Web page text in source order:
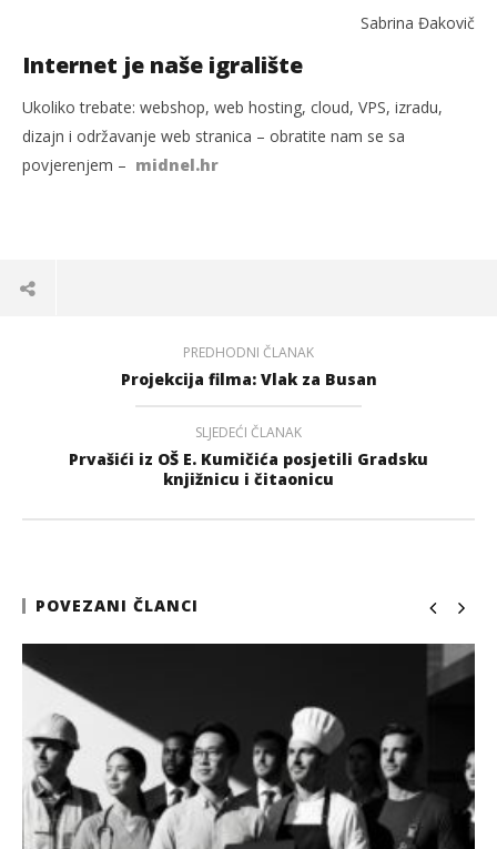
Sabrina Đakovič
Internet je naše igralište
Ukoliko trebate: webshop, web hosting, cloud, VPS, izradu,
dizajn i održavanje web stranica – obratite nam se sa
povjerenjem – midnel.hr
PREDHODNI ČLANAK
Projekcija filma: Vlak za Busan
SLJEDEĆI ČLANAK
Prvašići iz OŠ E. Kumičića posjetili Gradsku
knjižnicu i čitaonicu
POVEZANI ČLANCI